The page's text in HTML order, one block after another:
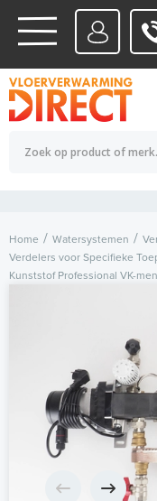
WATERSYSTEMEN
ELEKTRISCHE SYSTEMEN
Home Watersystemen
Verdelers voor Specifieke
Kunststof Professional VK-